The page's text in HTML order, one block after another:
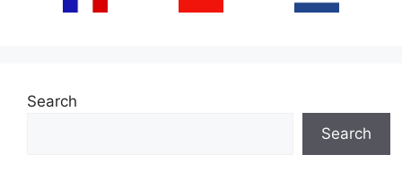
Search
Search